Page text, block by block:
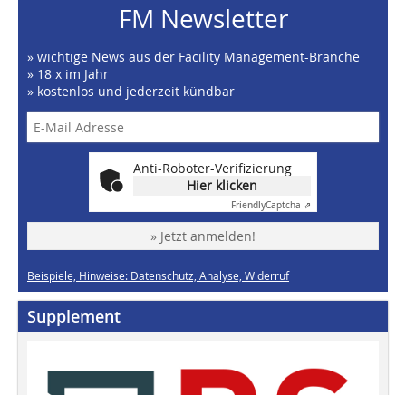
FM Newsletter
» wichtige News aus der Facility Management-Branche
» 18 x im Jahr
» kostenlos und jederzeit kündbar
Anti-Roboter-Verifizierung
Hier klicken
FriendlyCaptcha ⇗
» Jetzt anmelden!
Beispiele, Hinweise: Datenschutz, Analyse, Widerruf
Supplement